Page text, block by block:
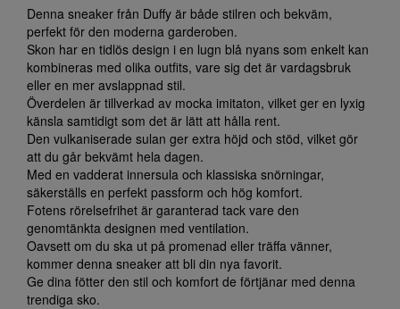
Denna sneaker från Duffy är både stilren och bekväm,
perfekt för den moderna garderoben.
Skon har en tidlös design i en lugn blå nyans som enkelt kan
kombineras med olika outfits, vare sig det är vardagsbruk
eller en mer avslappnad stil.
Överdelen är tillverkad av mocka imitaton, vilket ger en lyxig
känsla samtidigt som det är lätt att hålla rent.
Den vulkaniserade sulan ger extra höjd och stöd, vilket gör
att du går bekvämt hela dagen.
Med en vadderat innersula och klassiska snörningar,
säkerställs en perfekt passform och hög komfort.
Fotens rörelsefrihet är garanterad tack vare den
genomtänkta designen med ventilation.
Oavsett om du ska ut på promenad eller träffa vänner,
kommer denna sneaker att bli din nya favorit.
Ge dina fötter den stil och komfort de förtjänar med denna
trendiga sko.